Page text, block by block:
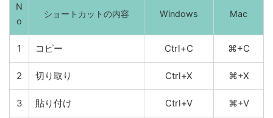
N
o
ショートカットの内容 Windows Mac
1 コピー Ctrl+C ⌘+C
2 切り取り Ctrl+X ⌘+X
3 貼り付け Ctrl+V ⌘+V